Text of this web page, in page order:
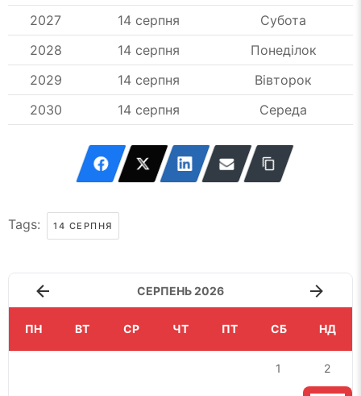
2027
14 серпня
Субота
2028
14 серпня
Понеділок
2029
14 серпня
Вівторок
2030
14 серпня Середа
Tags: 14 СЕРПНЯ
СЕРПЕНЬ 2026
ПН ВТ СР ЧТ ПТ СБ НД
1 2